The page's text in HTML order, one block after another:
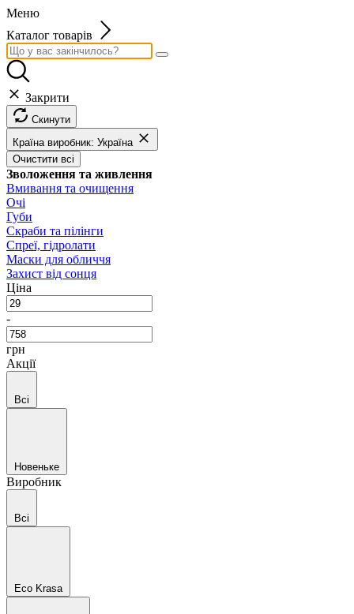
Меню
Каталог товарів
Закрити
Скинути
Країна виробник: Україна
Очистити всі
Зволоження та живлення
Вмивання та очищення
Очі
Губи
Скраби та пілінги
Спреї, гідролати
Маски для обличчя
Захист від сонця
Ціна
-
грн
Акції
Всі
Новеньке
Виробник
Всі
Eco Krasa